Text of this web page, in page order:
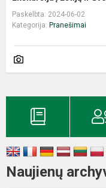
Paskelbta: 2024-06-02
Kategorija: Pranešimai
Naujienų